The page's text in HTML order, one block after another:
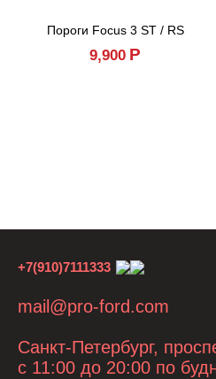
Пороги Focus 3 ST / RS
9,900 Р
+7(910)7111333
mail@pro-ford.com
Санкт-Петербург,
с 11:00 до 20:00 по